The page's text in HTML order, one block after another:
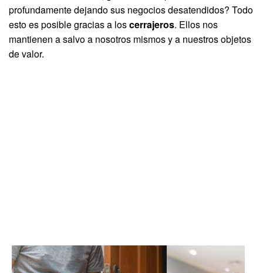
profundamente dejando sus negocios desatendidos? Todo
esto es posible gracias a loscerrajeros. Ellos nos
mantienen a salvo a nosotros mismos y a nuestros objetos
de valor.